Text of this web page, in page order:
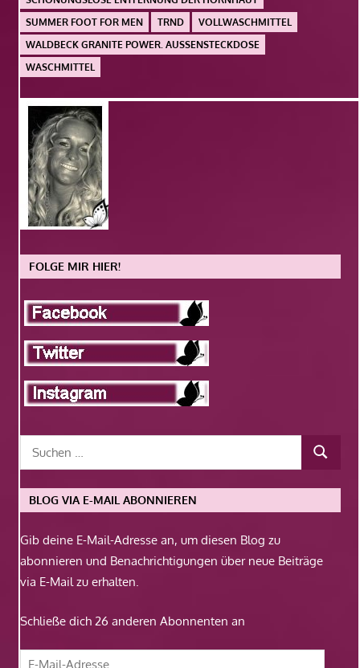
SUMMER FOOT FOR MEN
TRND
VOLLWASCHMITTEL
WALDBECK GRANITE POWER. AUSSENSTECKDOSE
WASCHMITTEL
FOLGE MIR HIER!
BLOG VIA E-MAIL ABONNIEREN
Gib deine E-Mail-Adresse an, um diesen Blog zu
abonnieren und Benachrichtigungen über neue Beiträge
via E-Mail zu erhalten.
Schließe dich 26 anderen Abonnenten an
E-